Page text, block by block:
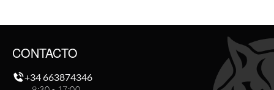
CONTACTO
+34 663874346